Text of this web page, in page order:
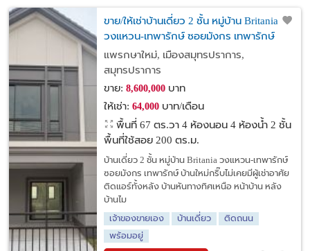
ขาย/ให้เช่าบ้านเดี่ยว 2 ชั้น หมู่บ้าน Britania
วงแหวน-เทพารักษ์ ซอยมังกร เทพารักษ์
แพรกษาใหม่, เมืองสมุทรปราการ,
สมุทรปราการ
ขาย: 8,600,000บาท
ให้เช่า: 64,000บาท/เดือน
พื้นที่ 67 ตร.วา 4 ห้องนอน 4 ห้องน้ำ 2 ชั้น
พื้นที่ใช้สอย 200 ตร.ม.
บ้านเดี่ยว 2 ชั้น หมู่บ้าน Britania วงแหวน-เทพารักษ์
ซอยมังกร เทพารักษ์ บ้านใหม่กริ๊บไม่เคยมีผู้เช่าอาศัย
ติดแอร์ทั้งหลัง บ้านหันทางทิศเหนือ หน้าบ้าน หลัง
บ้านไม
เจ้าของขายเอง
บ้านเดี่ยว
ติดถนน
พร้อมอยู่